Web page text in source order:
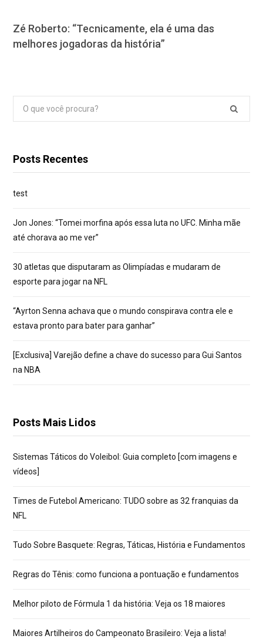
Zé Roberto: “Tecnicamente, ela é uma das
melhores jogadoras da história”
Pesquisar
por:
Posts Recentes
test
Jon Jones: “Tomei morfina após essa luta no UFC. Minha mãe
até chorava ao me ver”
30 atletas que disputaram as Olimpíadas e mudaram de
esporte para jogar na NFL
“Ayrton Senna achava que o mundo conspirava contra ele e
estava pronto para bater para ganhar”
[Exclusiva] Varejão define a chave do sucesso para Gui Santos
na NBA
Posts Mais Lidos
Sistemas Táticos do Voleibol: Guia completo [com imagens e
vídeos]
Times de Futebol Americano: TUDO sobre as 32 franquias da
NFL
Tudo Sobre Basquete: Regras, Táticas, História e Fundamentos
Regras do Tênis: como funciona a pontuação e fundamentos
Melhor piloto de Fórmula 1 da história: Veja os 18 maiores
Maiores Artilheiros do Campeonato Brasileiro: Veja a lista!